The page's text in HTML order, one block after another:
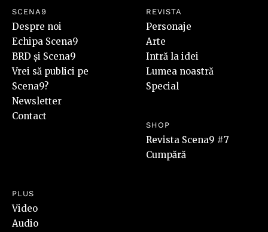
SCENA9
Despre noi
Echipa Scena9
BRD și Scena9
Vrei să publici pe
Scena9?
Newsletter
Contact
REVISTA
Personaje
Arte
Intră la idei
Lumea noastră
Special
SHOP
Revista Scena9 #7
Cumpără
PLUS
Video
Audio